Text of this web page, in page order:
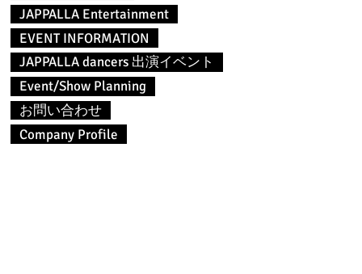
JAPPALLA Entertainment
EVENT INFORMATION
JAPPALLA dancers 出演イベント
Event/Show Planning
お問い合わせ
Company Profile